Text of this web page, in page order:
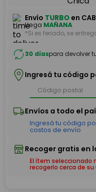
Envío TURBO en
Llega MAÑANA
*Si es feriado, se
30 díaspara devolver
Ingresá tu código
El ítem seleccionado
recogerlo cerca de